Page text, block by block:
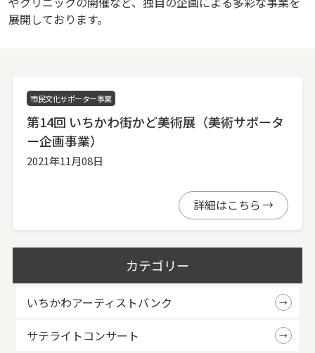
展開しております。
市民文化サポーター事業
第14回 いちかわ街かど美術展（美術サポータ
ー企画事業）
2021年11月08日
詳細はこちら
カテゴリー
いちかわアーティストバンク
サテライトコンサート